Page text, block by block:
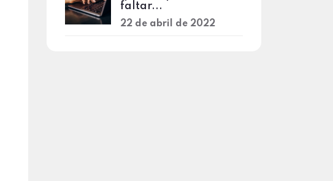
faltar...
22 de abril de 2022